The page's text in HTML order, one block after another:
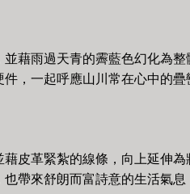
藉雨過天青的霽藍色幻化為
，一起呼應山川常在心中的疊
皮革緊紮的線條，向上延伸
帶來舒朗而富詩意的生活氣